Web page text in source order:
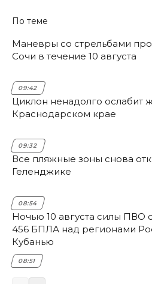
По теме
Маневры со стрельбами
Сочи в течение 10 августа
09:42
Циклон ненадолго ослабит
Краснодарском крае
09:32
Все пляжные зоны снова
Геленджике
08:54
Ночью 10 августа силы ПВО
456 БПЛА над регионами
Кубанью
08:51